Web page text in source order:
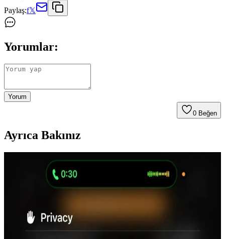
Paylaş:f𝕏
Yorumlar:
Yorum
0 Beğen
Ayrıca Bakınız
Teknomoda P2961 Bluetooth Kulak Üstü Kulaklık:
Gelişmiş Özellikler ve Ergonomik Tasarım
Teknomoda P2961, ergonomik tasarımı, gelişmiş Bluetooth 5.0 ve
Uzun pil ömrü ve şık görünümüyle günlük ve spor kullanımı için